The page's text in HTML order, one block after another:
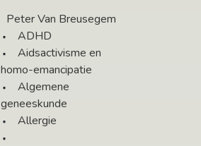
Peter Van Breusegem
ADHD
Aidsactivisme en
homo-emancipatie
Algemene
geneeskunde
Allergie